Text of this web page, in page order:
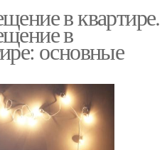
в квартире.
в
основные